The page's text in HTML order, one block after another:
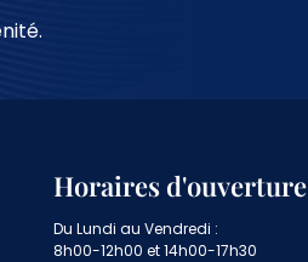
Horaires d'ouverture
Du Lundi au Vendredi :
8h00-12h00 et 14h00-17h30